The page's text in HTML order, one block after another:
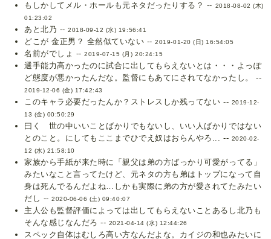
もしかしてメル・ホールも元ネタだったりする？ -- 2018-08-02 (木)
01:23:02
あと北乃 --2018-09-12 (水) 19:56:41
どこが 金正男？ 全然似ていない --2019-01-20 (日) 16:54:05
名前がでしょ --2019-07-15 (月) 20:24:15
選手能力高かったのに試合に出してもらえないとは・・・よっぽ
ど態度が悪かったんだな。監督にもあてにされてなかったし。 --
2019-12-06 (金) 17:42:43
このキャラ必要だったんか？ストレスしか残ってない -- 2019-12-
13 (金) 00:50:29
曰く 世の中いいことばかりでもないし、いい人ばかりではない
とのこと。にしてもここまでひでえ奴はおらんやろ... -- 2020-02-
12 (水) 21:58:10
家族から手紙が来た時に「親父は弟の方ばっかり可愛がってる」
みたいなこと言ってたけど、元ネタの方も弟はトップになって自
身は死んでるんだよね…しかも実際に弟の方が愛されてたみたい
だし --2020-06-06 (土) 09:40:07
主人公も監督評価によっては出してもらえないことあるし北乃も
そんな感じなんだろ -- 2021-04-14 (水) 12:44:26
スペック自体はむしろ高い方なんだよな。カイジの和也みたいに